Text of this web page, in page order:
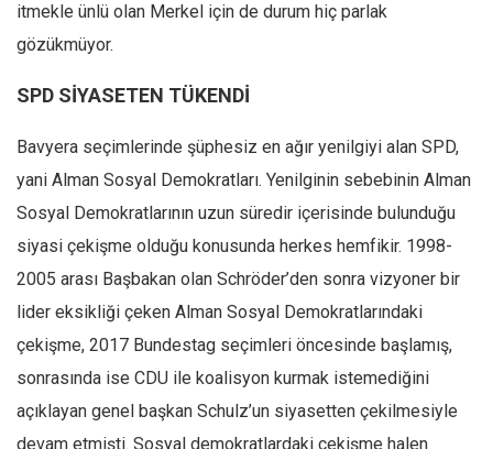
itmekle ünlü olan Merkel için de durum hiç parlak
gözükmüyor.
SPD SİYASETEN TÜKENDİ
Bavyera seçimlerinde şüphesiz en ağır yenilgiyi alan SPD,
yani Alman Sosyal Demokratları. Yenilginin sebebinin Alman
Sosyal Demokratlarının uzun süredir içerisinde bulunduğu
siyasi çekişme olduğu konusunda herkes hemfikir. 1998-
2005 arası Başbakan olan Schröder’den sonra vizyoner bir
lider eksikliği çeken Alman Sosyal Demokratlarındaki
çekişme, 2017 Bundestag seçimleri öncesinde başlamış,
sonrasında ise CDU ile koalisyon kurmak istemediğini
açıklayan genel başkan Schulz’un siyasetten çekilmesiyle
devam etmişti. Sosyal demokratlardaki çekişme halen